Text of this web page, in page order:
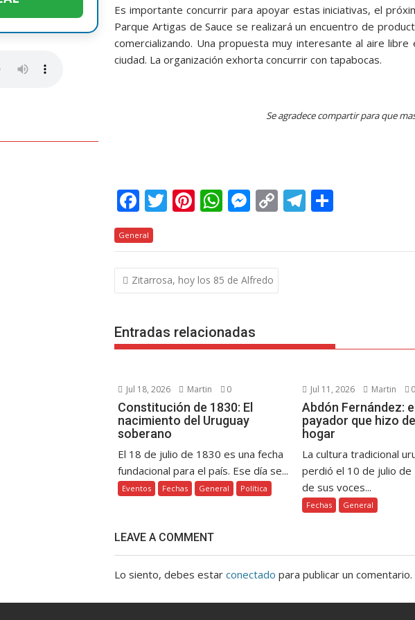
Es importante concurrir para apoyar estas iniciativas, el
Parque Artigas de Sauce se realizará un encuentro de
comercializando. Una propuesta muy interesante al aire
ciudad. La organización exhorta concurrir con tapabocas.
Se agradece compartir para que
F
ac
e
b
o
k
T
itt
er
Pi
er
e
st
W
at
s
A
p
M
ss
e
n
er
C
p
y
Li
T
e m
General
Navegación
de
Zitarrosa, hoy los 85 de Alfredo
Entradas relacionadas
Jul 18, 2026 Martin 0
Constitución de 1830: El
nacimiento del Uruguay
soberano
El 18 de julio de 1830 es una fecha
fundacional para el país. Ese día se...
Eventos Fechas General Política
Jul 11, 2026 Martin 0
Abdón Fernández:
payador que hizo
hogar
La cultura tradicional
perdió el 10 de julio de
de sus voces...
Fechas General
LEAVE A COMMENT
Lo siento, debes estarconectado para publicar un comentario.